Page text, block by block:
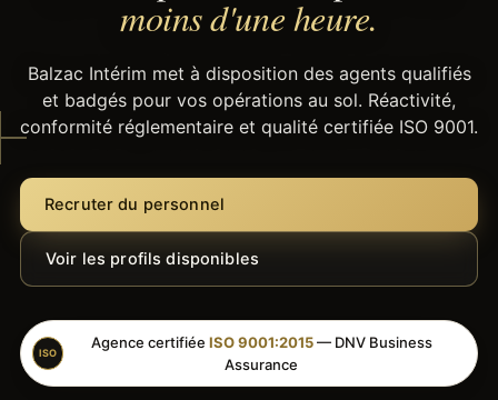
moins d'une heure.
Balzac Intérim met à disposition des agents qualifiés
et badgés pour vos opérations au sol. Réactivité,
conformité réglementaire et qualité certifiée ISO 9001.
Recruter du personnel
Voir les profils disponibles
ISO
Agence certifiée ISO 9001:2015— DNV Business
Assurance